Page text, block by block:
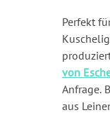
Perfekt
von
Anfrage.
aus